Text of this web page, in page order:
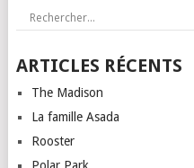
ARTICLES RÉCENTS
The Madison
La famille Asada
Rooster